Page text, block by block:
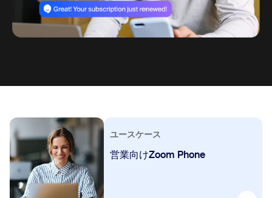
ユースケース
営業向けZoom Phone